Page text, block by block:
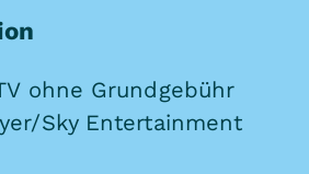
ohne Grundgebühr
Sky Entertainment